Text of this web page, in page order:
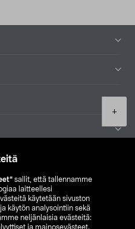
sallit, että tallennamme
laitteellesi
käytetään sivuston
käytön analysointiin sekä
neljänlaisia evästeitä:
ja mainosevästeet.
+
FI